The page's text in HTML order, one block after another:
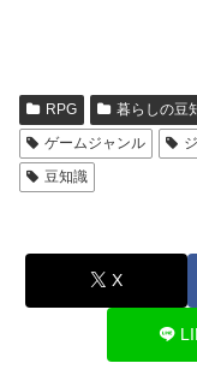
RPG 暮らしの豆
ゲームジャンル
豆知識
X